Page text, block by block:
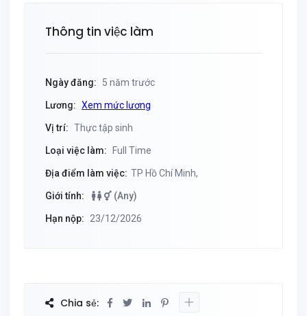
Thông tin việc làm
Ngày đăng: 5 năm trước
Lương: Xem mức lương
Vị trí: Thực tập sinh
Loại việc làm: Full Time
Địa điểm làm việc: TP Hồ Chí Minh,
Giới tính: (Any)
Hạn nộp: 23/12/2026
Chia sẻ: